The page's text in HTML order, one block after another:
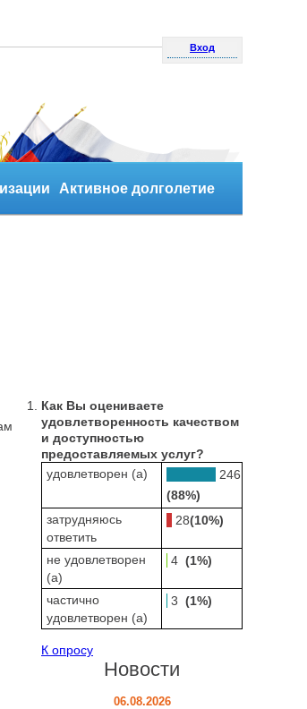
Вход
Активное долголетие
Как Вы оцениваете
удовлетворенность качеством
и доступностью
предоставляемых услуг?
удовлетворен (а)
246
(88%)
затрудняюсь
ответить
28(10%)
не удовлетворен
(а)
4 (1%)
частично
удовлетворен (а)
3 (1%)
К опросу
Новости
06.08.2026